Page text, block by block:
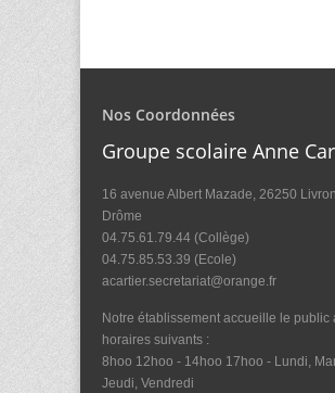
Nos Coordonnées
Groupe scolaire Anne
16 avenue Albert Mazade, 26250
Drôme
04.75.61.79.44 (Collège)
04.75.85.53.39 (Ecole)
acartier.secretariat@orange.fr
Notre établissement accueille le public
horaires suivants :
8hoo 12hoo - 14hoo 17hoo - Lundi,
Jeudi, Vendredi